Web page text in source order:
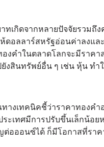
ทเกิดจากหลายปัจจัยรวมถึ
ดอลลาร์สหรัฐอ่อนค่าลงแล
งคำในตลาดโลกจะมีราคา
ยังสินทรัพย์อื่น ๆ เช่น หุ้น ท
งเทคนิคชี้ว่าราคาทองคำ
ระเทศมีการปรับขึ้นเล็กน้อ
ต่อออนซ์ได้ ก็มีโอกาสที่รา